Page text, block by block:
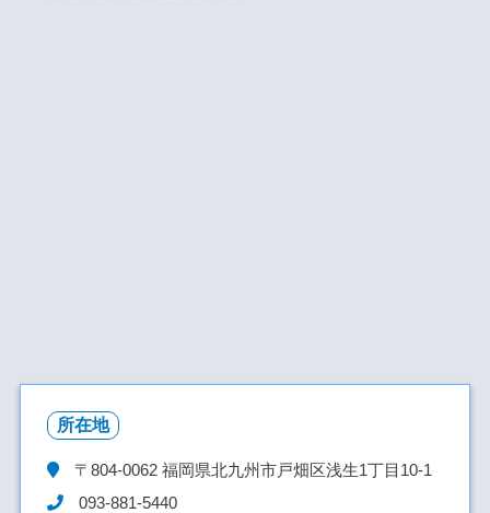
所在地
〒804-0062福岡県北九州市戸畑区浅生1丁目10-1
093-881-5440